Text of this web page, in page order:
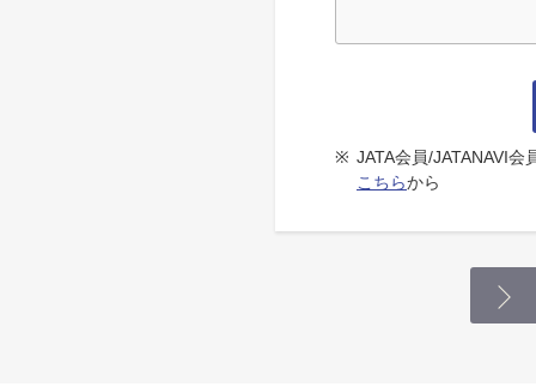
※ JATA会員/JATANAVI
こちらから